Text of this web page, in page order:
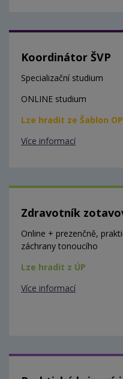
Koordinátor ŠVP
Specializační studium
ONLINE studium
Lze hradit ze Šablon OP
Více informací
Zdravotník
Online + prezenčně,
záchrany tonoucího
Lze hradit z ÚP
Více informací